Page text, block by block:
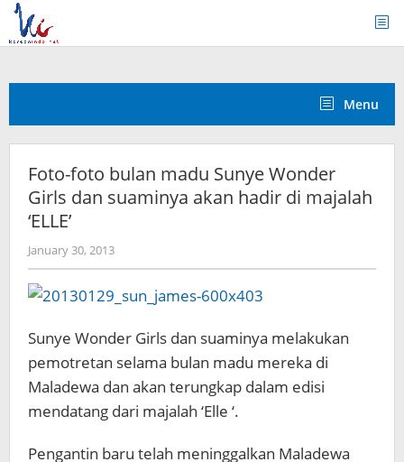
Skip
content
Menu
Foto-foto bulan madu Sunye Wonder
Girls dan suaminya akan hadir di majalah
‘ELLE’
January 30, 2013by
Koreanindo
Sunye Wonder Girls dan suaminya melakukan
pemotretan selama bulan madu mereka di
Maladewa dan akan terungkap dalam edisi
mendatang dari majalah ‘Elle ‘.
Pengantin baru telah meninggalkan Maladewa